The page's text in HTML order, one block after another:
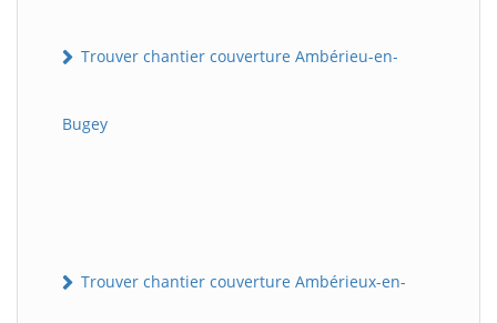
Trouver chantier couverture Ambérieu-en-
Bugey
Trouver chantier couverture Ambérieux-en-